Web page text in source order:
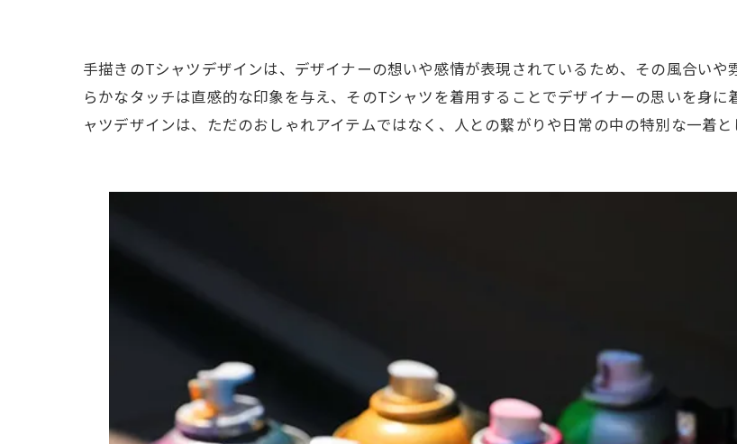
手描きのTシャツデザインは、デザイナーの想いや感情が表現されているため、その風合い
らかなタッチは直感的な印象を与え、そのTシャツを着用することでデザイナーの思いを身
ャツデザインは、ただのおしゃれアイテムではなく、人との繋がりや日常の中の特別な一着と